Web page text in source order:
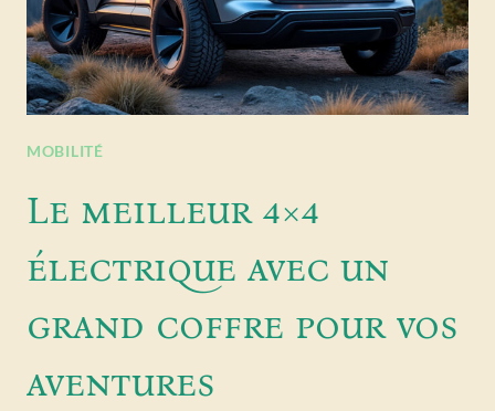
MOBILITÉ
Le meilleur 4×4
électrique avec un
grand coffre pour vos
aventures